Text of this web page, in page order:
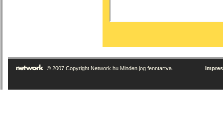
© 2007 Copyright Network.hu Minden jog fenntartva.